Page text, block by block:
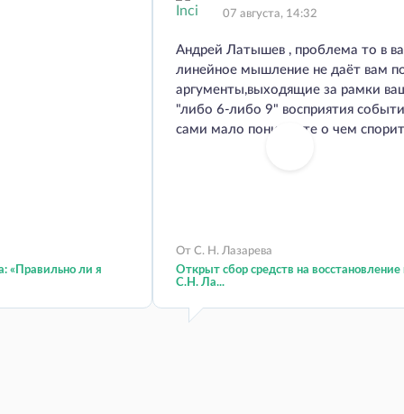
«Правильно ли я
07 августа, 14:32
Андрей Латышев , проблема то в
линейное мышление не даёт вам
аргументы,выходящие за рамки
"либо 6-либо 9" восприятия
сами мало понимаете о чем
От С. Н. Лазарева
Открыт сбор средств на восстановление
С.Н. Ла...